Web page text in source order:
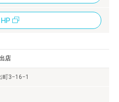
HP
店
町3−16−1